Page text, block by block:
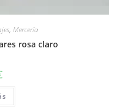
, Mercería
rosa claro